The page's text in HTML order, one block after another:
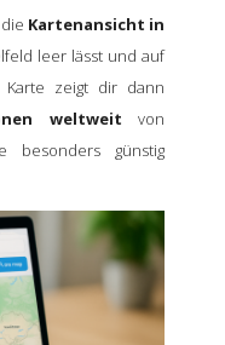
Kartenansicht in
leer lässt und auf
Karte zeigt dir dann
weltweit von
besonders günstig